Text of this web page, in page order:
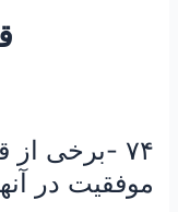
۷۴ -برخی
موفقیت در
۷۴
-برخی
از